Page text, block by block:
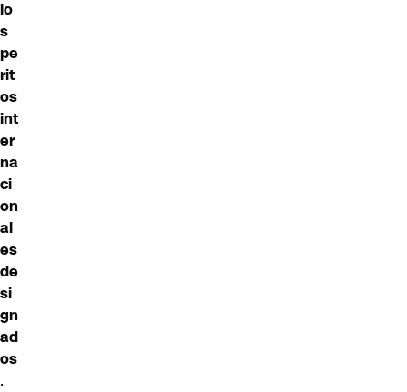
lo
s
pe
rit
os
int
er
na
ci
on
al
es
de
si
gn
ad
os
.